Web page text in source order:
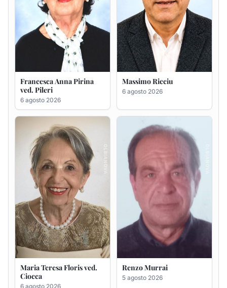
Maria Teresa Floris ved.
6 agosto 2026
Renzo Murrai
5 agosto 2026